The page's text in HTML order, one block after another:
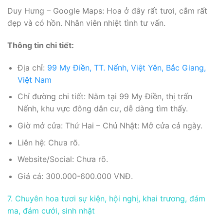
Duy Hưng – Google Maps: Hoa ở đây rất tươi, cắm rất
đẹp và có hồn. Nhân viên nhiệt tình tư vấn.
Thông tin chi tiết:
Địa chỉ: 99 My Điền, TT. Nếnh, Việt Yên, Bắc Giang,
Việt Nam
Chỉ đường chi tiết: Nằm tại 99 My Điền, thị trấn
Nếnh, khu vực đông dân cư, dễ dàng tìm thấy.
Giờ mở cửa: Thứ Hai – Chủ Nhật: Mở cửa cả ngày.
Liên hệ: Chưa rõ.
Website/Social: Chưa rõ.
Giá cả: 300.000-600.000 VNĐ.
7. Chuyên hoa tươi sự kiện, hội nghị, khai trương, đám
ma, đám cưới, sinh nhật